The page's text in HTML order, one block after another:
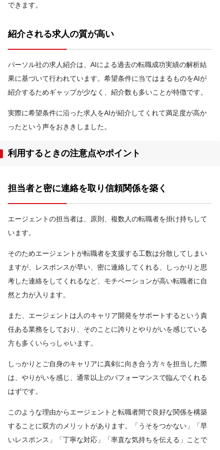
できます。
紹介される求人の質が高い
パーソル社の求人紹介は、AIによる過去の転職成功実績の解析結
果に基づいて行われています。希望条件に当てはまるものをAIが
紹介するためギャップが少なく、紹介数も多いことが特徴です。
実際に希望条件に沿った求人をAIが紹介してくれて満足度が高か
ったという声をおききしました。
利用するときの注意点やポイント
担当者と密に連絡を取り信頼関係を築く
エージェントの担当者は、原則、複数人の転職者を掛け持ちして
います。
そのためエージェントが転職者を支援する工数は分散してしまい
ますが、レスポンスが早い、密に連絡してくれる、しっかりと思
考した連絡をしてくれるなど、モチベーションが高い転職者に自
然と力が入ります。
また、エージェントは人のキャリア開発をサポートするという責
任ある業務をしており、そのことに誇りとやりがいを感じている
方も多くいらっしゃいます。
しっかりとご自身のキャリアに真剣に向き合う方々を担当した際
は、やりがいを感じ、通常以上のパフォーマンスで臨んでくれる
はずです。
このような理由からエージェントと転職者間で良好な関係を構築
することに双方のメリットがあります。「うそをつかない」「早
いレスポンス」「丁寧な対応」「率直な気持ちを伝える」ことで